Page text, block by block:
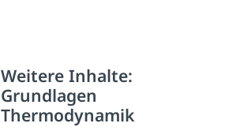
Weitere Inhalte:
Grundlagen
Thermodynamik